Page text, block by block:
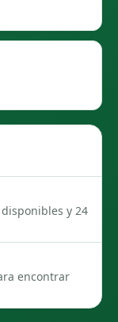
y 24
encontrar